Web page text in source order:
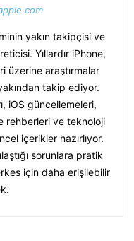
yakın takipçisi ve
Yıllardır iPhone,
üzerine araştırmalar
takip ediyor.
iOS güncellemeleri,
rehberleri ve teknoloji
içerikler hazırlıyor.
sorunlara pratik
için daha erişilebilir